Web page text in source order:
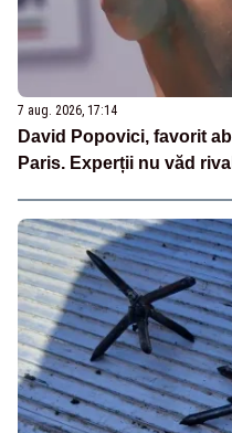
7 aug. 2026, 17:14
David Popovici, favorit
Paris. Experții nu văd